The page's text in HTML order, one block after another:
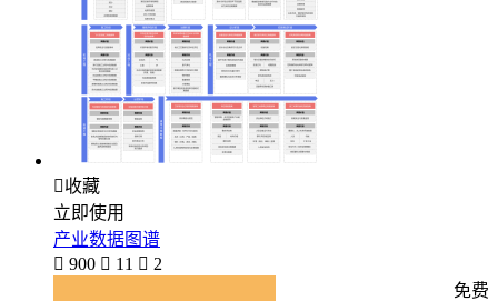
收藏
立即使用
产业数据图谱
 900  11  2
免费